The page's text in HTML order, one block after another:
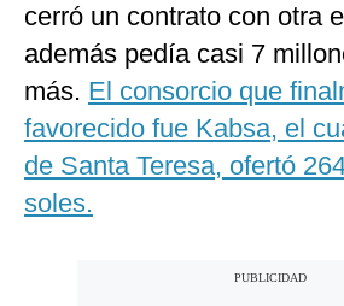
cerró un contrato con otra
además pedía casi 7
más. El consorcio que
favorecido fue Kabsa, el
de Santa Teresa, ofertó
soles.